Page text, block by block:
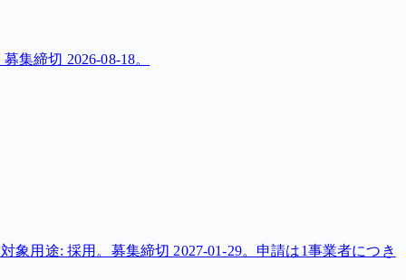
集締切 2026-08-18。
用途: 採用。募集締切 2027-01-29。申請は1事業者につき